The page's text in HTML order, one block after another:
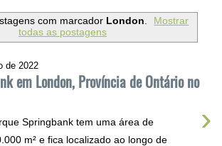
com marcador London.
Mostrar
todas as postagens
de 2022
em London, Província de Ontário no
›
Springbank tem uma área de
m² e fica localizado ao longo de